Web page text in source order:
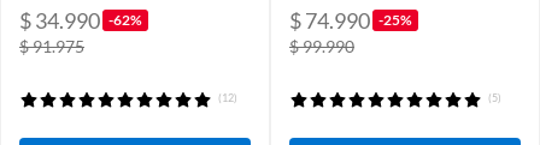
$ 34.990 -62%
$ 91.975
(12)
$ 74.990 -25%
$ 99.990
(5)